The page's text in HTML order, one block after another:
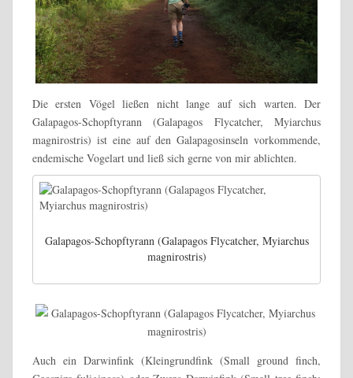
Die ersten Vögel ließen nicht lange auf sich warten. Der
Galapagos-Schopftyrann (Galapagos Flycatcher, Myiarchus
magnirostris) ist eine auf den Galapagosinseln vorkommende,
endemische Vogelart und ließ sich gerne von mir ablichten.
Galapagos-Schopftyrann (Galapagos Flycatcher, Myiarchus
magnirostris)
Auch ein Darwinfink (Kleingrundfink (Small ground finch,